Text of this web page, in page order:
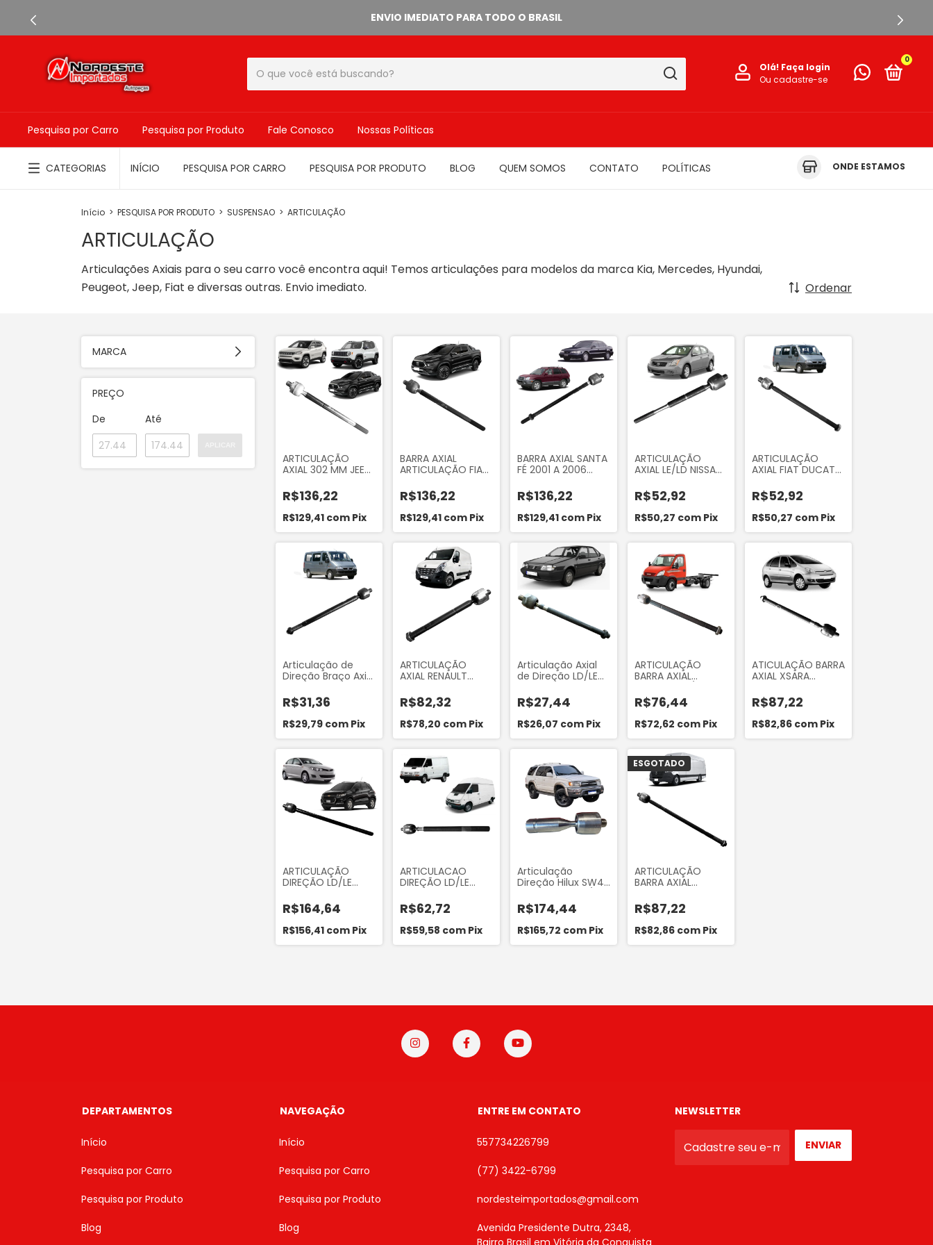
ENVIO IMEDIATO PARA TODO O BRASIL
Olá! Faça login
Ou cadastre-se
0
Pesquisa por Carro Pesquisa por Produto Fale Conosco Nossas Políticas
CATEGORIAS INÍCIO PESQUISA POR CARRO PESQUISA POR PRODUTO BLOG QUEM SOMOS CONTATO POLÍTICAS ONDE ESTAMOS
Início > PESQUISA POR PRODUTO > SUSPENSAO > ARTICULAÇÃO
ARTICULAÇÃO
Articulações Axiais para o seu carro você encontra aqui! Temos articulações para modelos da marca Kia, Mercedes, Hyundai,
Peugeot, Jeep, Fiat e diversas outras. Envio imediato.
Ordenar
MARCA
PREÇO
De
Até
ARTICULAÇÃO
AXIAL 302 MM JEEP
2023 RENEGADE
2015 A 2023 FIAT
TORO FLEX 2017 A
2021
R$136,22
R$129,41 com Pix
BARRA AXIAL
ARTICULAÇÃO FIAT
DIREÇÃO ELÉTRICA
SISTEMA TRW
R$136,22
R$129,41 com Pix
BARRA AXIAL SANTA
FÉ 2001 A 2006
1998
R$136,22
R$129,41 com Pix
ARTICULAÇÃO
AXIAL LE/LD NISSAN
2012
R$52,92
R$50,27 com Pix
ARTICULAÇÃO
AXIAL FIAT DUCATO
R$52,92
R$50,27 com Pix
Articulação de
Direção Braço Axial
Mecânico) do Fiat
Ducato 1994 a
2002 Peugeot
Boxer 1998 a 2002
Citroen Jumper
1998 a 2002 Work
TA4123
R$31,36
R$29,79 com Pix
ARTICULAÇÃO
AXIAL RENAULT
DIANTE
R$82,32
R$78,20 com Pix
Articulação Axial
de Direção LD/LE
a 1999) Autostar
ATA03005
R$27,44
R$26,07 com Pix
ARTICULAÇÃO
BARRA AXIAL
IVECO DAILY 2008
EM DIANTE
R$76,44
R$72,62 com Pix
ATICULAÇÃO BARRA
AXIAL XSARA
2014
R$87,22
R$82,86 com Pix
ARTICULAÇÃO
DIREÇÃO LD/LE
2018 TRACKER 1.4
16V 2017 A 2019
R$164,64
R$156,41 com Pix
ARTICULACAO
DIREÇÃO LD/LE
SPACE VAN 1997 E
1998
R$62,72
R$59,58 com Pix
Articulação
Direção Hilux SW4
Worx D03T286
R$174,44
R$165,72 com Pix
ESGOTADO
ARTICULAÇÃO
BARRA AXIAL
2012...
R$87,22
R$82,86 com Pix
DEPARTAMENTOS
Início
Pesquisa por Carro
Pesquisa por Produto
Blog
NAVEGAÇÃO
Início
Pesquisa por Carro
Pesquisa por Produto
Blog
ENTRE EM CONTATO
557734226799
(77) 3422-6799
nordesteimportados@gmail.com
Avenida Presidente Dutra, 2348,
Bairro Brasil em Vitória da Conquista
NEWSLETTER